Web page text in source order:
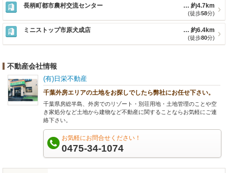
長柄町都市農村交流センター 約4.7km
(徒歩58分)
ミニストップ市原犬成店 約6.4km
(徒歩80分)
不動産会社情報
(有)日栄不動産
千葉外房エリアの土地をお探しでしたら弊社にお任せ下さい。
千葉県房総半島、外房でのリゾート・別荘用地・土地管理のことや空
き家処分など土地から建物など不動産に関することならお気軽にご連
絡下さい。
お気軽にお問合せください！
0475-34-1074